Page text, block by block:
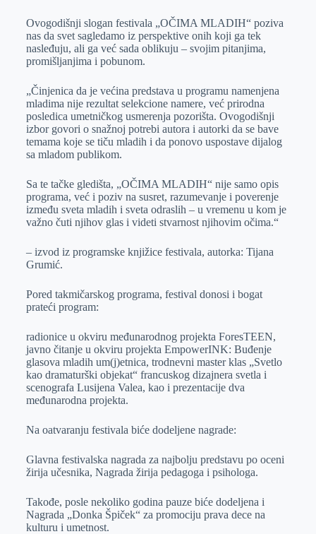
Ovogodišnji slogan festivala „OČIMA MLADIH“ poziva
nas da svet sagledamo iz perspektive onih koji ga tek
nasleđuju, ali ga već sada oblikuju – svojim pitanjima,
promišljanjima i pobunom.
„Činjenica da je većina predstava u programu namenjena
mladima nije rezultat selekcione namere, već prirodna
posledica umetničkog usmerenja pozorišta. Ovogodišnji
izbor govori o snažnoj potrebi autora i autorki da se bave
temama koje se tiču mladih i da ponovo uspostave dijalog
sa mladom publikom.
Sa te tačke gledišta, „OČIMA MLADIH“ nije samo opis
programa, već i poziv na susret, razumevanje i poverenje
između sveta mladih i sveta odraslih – u vremenu u kom je
važno čuti njihov glas i videti stvarnost njihovim očima.“
– izvod iz programske knjižice festivala, autorka: Tijana
Grumić.
Pored takmičarskog programa, festival donosi i bogat
prateći program:
radionice u okviru međunarodnog projekta ForesTEEN,
javno čitanje u okviru projekta EmpowerINK: Buđenje
glasova mladih um(j)etnica, trodnevni master klas „Svetlo
kao dramaturški objekat“ francuskog dizajnera svetla i
scenografa Lusijena Valea, kao i prezentacije dva
međunarodna projekta.
Na oatvaranju festivala biće dodeljene nagrade:
Glavna festivalska nagrada za najbolju predstavu po oceni
žirija učesnika, Nagrada žirija pedagoga i psihologa.
Takođe, posle nekoliko godina pauze biće dodeljena i
Nagrada „Donka Špiček“ za promociju prava dece na
kulturu i umetnost.